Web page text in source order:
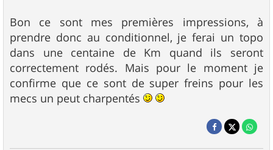
Bon ce sont mes premières impressions, à
prendre donc au conditionnel, je ferai un topo
dans une centaine de Km quand ils seront
correctement rodés. Mais pour le moment je
confirme que ce sont de super freins pour les
mecs un peut charpentés